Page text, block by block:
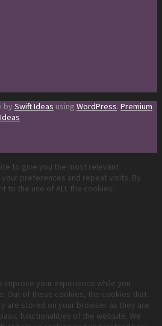
by Swift Ideas using WordPress. Premium
to give you the most relevant
preferences and repeat visits. By
to the use of ALL the cookies.
your experience while you
Out of these cookies, the cookies that
are stored on your browser as they are
functionalities of the website. We